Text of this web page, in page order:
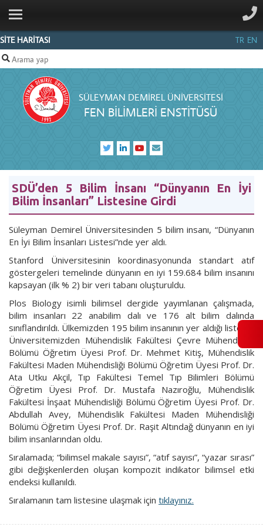
SİTE HARİTASI TR EN
SÜLEYMAN DEMIREL ÜNIVERSITESI
FEN BİLİMLERİ ENSTİTÜSÜ
ANA SAYFA
KURUMSAL
PERSONEL
ANABİLİM
DALLARI
SDÜFORMS
İLETIŞIM
SDÜ’den 5 Bilim İnsanı “Dünyanın En İyi
Bilim İnsanları” Listesine Girdi
Süleyman Demirel Üniversitesinden 5 bilim insanı, “Dünyanın
En İyi Bilim İnsanları Listesi”nde yer aldı.
Stanford Üniversitesinin koordinasyonunda standart atıf
göstergeleri temelinde dünyanın en iyi 159.684 bilim insanını
kapsayan (ilk % 2) bir veri tabanı oluşturuldu.
Plos Biology isimli bilimsel dergide yayımlanan çalışmada,
bilim insanları 22 anabilim dalı ve 176 alt bilim dalında
sınıflandırıldı. Ülkemizden 195 bilim insanının yer aldığı listede;
Üniversitemizden Mühendislik Fakültesi Çevre Mühendisliği
Bölümü Öğretim Üyesi Prof. Dr. Mehmet Kitiş, Mühendislik
Fakültesi Maden Mühendisliği Bölümü Öğretim Üyesi Prof. Dr.
Ata Utku Akçil, Tıp Fakültesi Temel Tıp Bilimleri Bölümü
Öğretim Üyesi Prof. Dr. Mustafa Nazıroğlu, Mühendislik
Fakültesi İnşaat Mühendisliği Bölümü Öğretim Üyesi Prof. Dr.
Abdullah Avey, Mühendislik Fakültesi Maden Mühendisliği
Bölümü Öğretim Üyesi Prof. Dr. Raşit Altındağ dünyanın en iyi
bilim insanlarından oldu.
Sıralamada; “bilimsel makale sayısı”, “atıf sayısı”, “yazar sırası”
gibi değişkenlerden oluşan kompozit indikator bilimsel etki
endeksi kullanıldı.
Sıralamanın tam listesine ulaşmak için tıklayınız.